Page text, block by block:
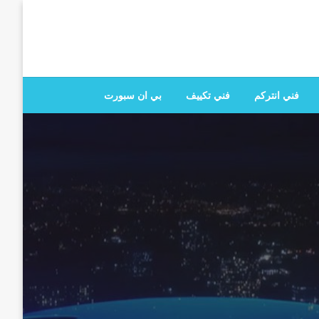
جميع الخدمات المنزلية في الكويت
فني انتركم فني تكييف بي ان سبورت